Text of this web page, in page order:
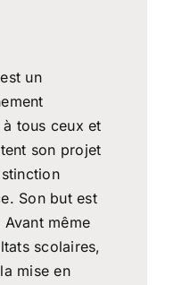
un
tous ceux et
son projet
Son but est
même
scolaires,
mise en